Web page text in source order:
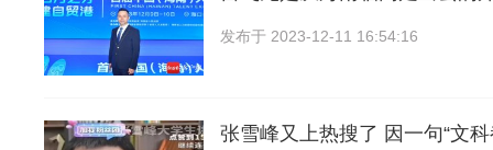
发布于 2023-12-11 16:54:16
张雪峰又上热搜了 因一句“文